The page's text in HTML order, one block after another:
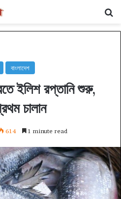
বাংলাদেশ
ইলিশ রপ্তানি শুরু,
চালান
614 1 minute read